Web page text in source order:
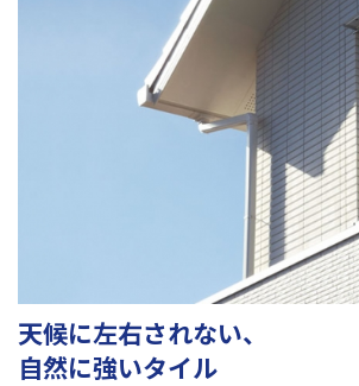
天候に左右されない、
自然に強いタイル